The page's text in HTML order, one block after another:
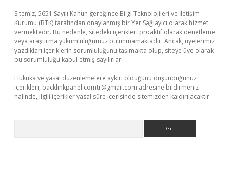
Sitemiz, 5651 Sayılı Kanun gereğince Bilgi Teknolojileri ve İletişim
Kurumu (BTK) tarafından onaylanmış bir Yer Sağlayıcı olarak hizmet
vermektedir. Bu nedenle, sitedeki içerikleri proaktif olarak denetleme
veya araştırma yükümlülüğümüz bulunmamaktadır. Ancak, üyelerimiz
yazdıkları içeriklerin sorumluluğunu taşımakta olup, siteye üye olarak
bu sorumluluğu kabul etmiş sayılırlar.
Hukuka ve yasal düzenlemelere aykırı olduğunu düşündüğünüz
içerikleri, backlinkpanelicomtr@gmail.com adresine bildirmeniz
halinde, ilgili içerikler yasal süre içerisinde sitemizden kaldırılacaktır.